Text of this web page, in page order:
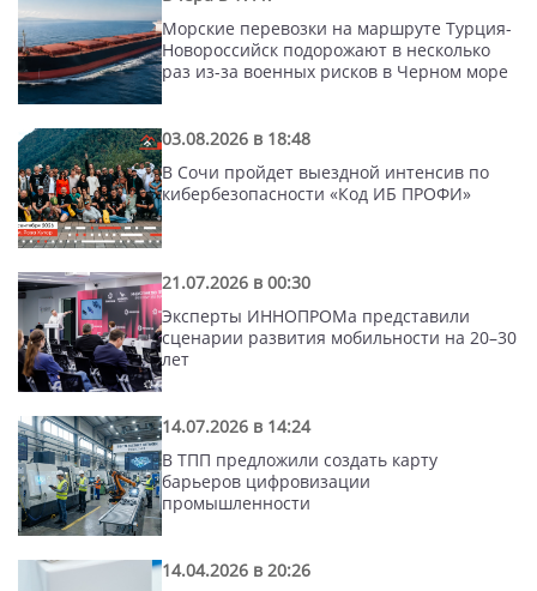
Морские перевозки на маршруте Турция-
Новороссийск подорожают в несколько
раз из-за военных рисков в Черном море
03.08.2026 в 18:48
В Сочи пройдет выездной интенсив по
кибербезопасности «Код ИБ ПРОФИ»
21.07.2026 в 00:30
Эксперты ИННОПРОМа представили
сценарии развития мобильности на 20–30
лет
14.07.2026 в 14:24
В ТПП предложили создать карту
барьеров цифровизации
промышленности
14.04.2026 в 20:26